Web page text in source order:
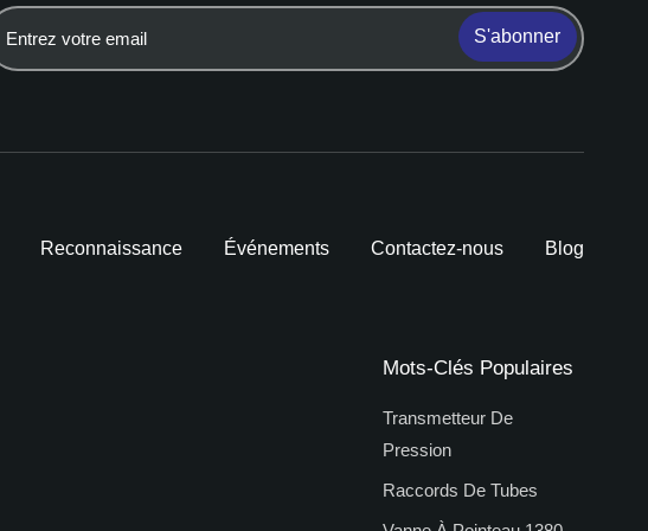
S'abonner
Reconnaissance Événements Contactez-nous Blog
Mots-Clés Populaires
Transmetteur De
Pression
Raccords De Tubes